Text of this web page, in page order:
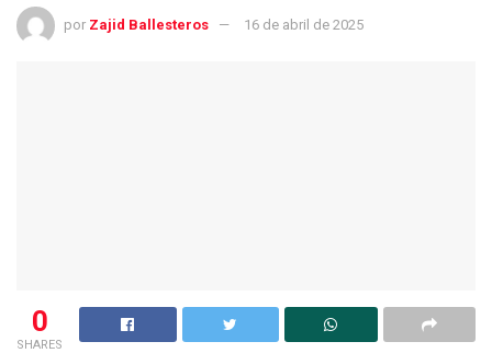
por Zajid Ballesteros 16 de abril de 2025
0
SHARES